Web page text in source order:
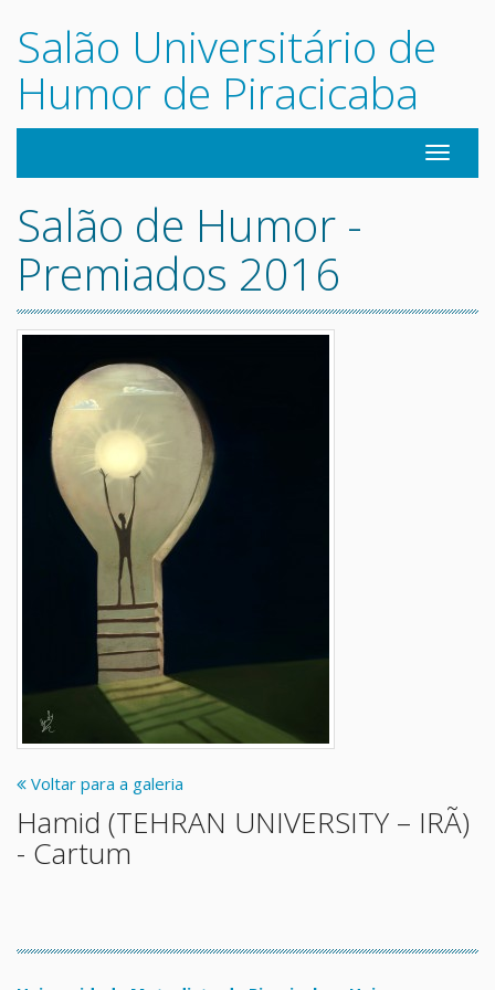
Salão Universitário de
Humor de Piracicaba
Salão de Humor -
Premiados 2016
Voltar para a galeria
Hamid (TEHRAN UNIVERSITY – IRÃ)
- Cartum